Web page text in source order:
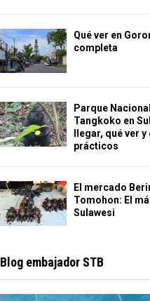
Qué ver en
completa
Parque
Tangkoko en
llegar, qué ver
prácticos
El mercado
Tomohon: El
Sulawesi
Blog embajador STB